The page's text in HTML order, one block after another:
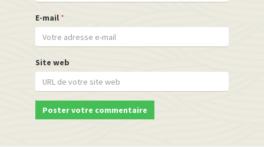
E-mail *
Site web